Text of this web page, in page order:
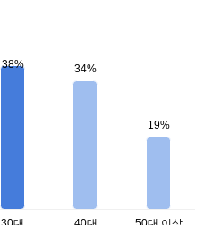
38% 34%
19%